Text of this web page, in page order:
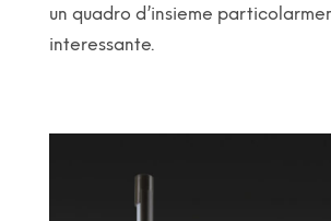
un quadro d’insieme
interessante.